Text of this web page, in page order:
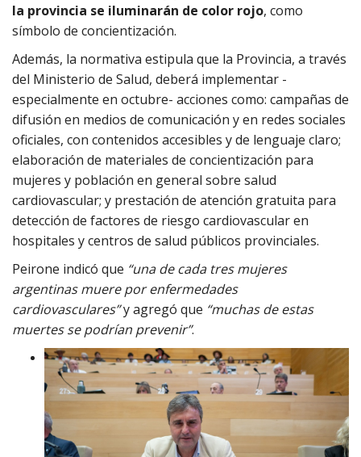
la provincia se iluminarán de color rojo, como
símbolo de concientización.
Además, la normativa estipula que la Provincia, a través
del Ministerio de Salud, deberá implementar -
especialmente en octubre- acciones como: campañas de
difusión en medios de comunicación y en redes sociales
oficiales, con contenidos accesibles y de lenguaje claro;
elaboración de materiales de concientización para
mujeres y población en general sobre salud
cardiovascular; y prestación de atención gratuita para
detección de factores de riesgo cardiovascular en
hospitales y centros de salud públicos provinciales.
Peirone indicó que “una de cada tres mujeres
argentinas muere por enfermedades
cardiovasculares”y agregó que “muchas de estas
muertes se podrían prevenir”.